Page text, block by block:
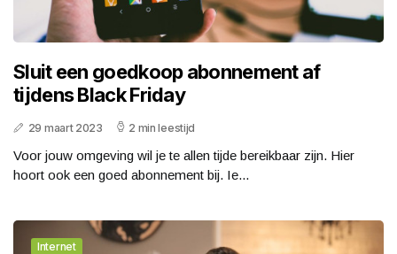
Sluit een goedkoop abonnement af
tijdens Black Friday
29 maart 2023 2 min leestijd
Voor jouw omgeving wil je te allen tijde bereikbaar zijn. Hier
hoort ook een goed abonnement bij. Ie...
Internet